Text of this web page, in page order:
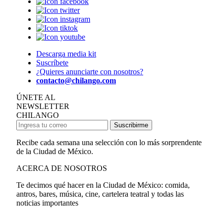
Descarga media kit
Suscríbete
¿Quieres anunciarte con nosotros?
contacto@chilango.com
ÚNETE AL
NEWSLETTER
CHILANGO
Suscribirme
Recibe cada semana una selección con lo más sorprendente
de la Ciudad de México.
ACERCA DE NOSOTROS
Te decimos qué hacer en la Ciudad de México: comida,
antros, bares, música, cine, cartelera teatral y todas las
noticias importantes